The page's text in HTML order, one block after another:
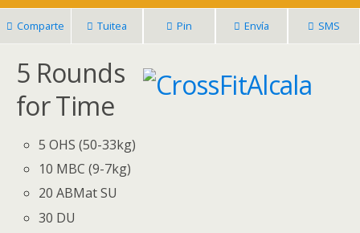
Comparte Tuitea Pin Envía SMS
5 Rounds
for Time
5 OHS (50-33kg)
10 MBC (9-7kg)
20 ABMat SU
30 DU